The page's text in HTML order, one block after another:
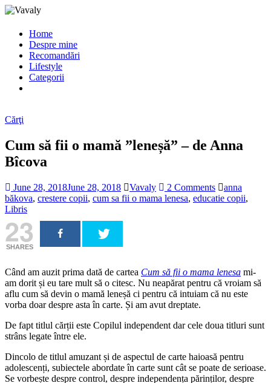
Home
Despre mine
Recomandări
Lifestyle
Categorii
Cărţi
Cum să fii o mamă ”leneșă” – de Anna
Bîcova
June 28, 2018June 28, 2018 Vavaly 2 Comments
anna
băkova, crestere copii, cum sa fii o mama lenesa, educatie copii,
Libris
23
SHARES
Când am auzit prima dată de cartea Cum să fii o mama lenesa mi-
am dorit și eu tare mult să o citesc. Nu neapărat pentru că vroiam să
aflu cum să devin o mamă leneșă ci pentru că intuiam că nu este
vorba doar despre asta în carte. Și am avut dreptate.
De fapt titlul cărții este Copilul independent dar cele doua titluri sunt
strâns legate între ele.
Dincolo de titlul amuzant și de aspectul de carte haioasă pentru
adolescenți, subiectele abordate în carte sunt cât se poate de serioase.
Se vorbește despre control, despre independența părinților, despre